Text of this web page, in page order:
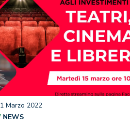
Marzo 2022
NEWS